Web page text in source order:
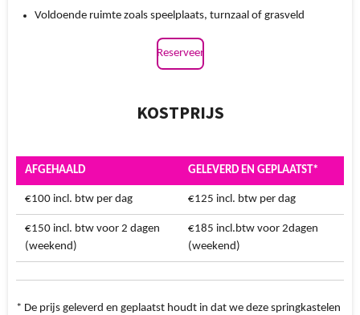
Voldoende ruimte zoals speelplaats, turnzaal of grasveld
Reserveer
KOSTPRIJS
AFGEHAALD GELEVERD EN GEPLAATST*
€100 incl. btw per dag €125 incl. btw per dag
€150 incl. btw voor 2 dagen
(weekend)
€185 incl.btw voor 2dagen
(weekend)
* De prijs geleverd en geplaatst houdt in dat we deze springkastelen